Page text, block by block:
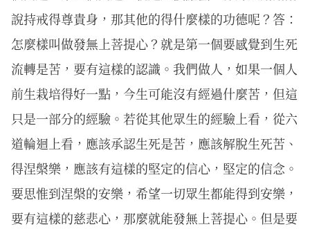
說持戒得尊貴身，那其他的得什麼樣的功德呢？答：
怎麼樣叫做發無上菩提心？就是第一個要感覺到生死
流轉是苦，要有這樣的認識。我們做人，如果一個人
前生栽培得好一點，今生可能沒有經過什麼苦，但這
只是一部分的經驗。若從其他眾生的經驗上看，從六
道輪迴上看，應該承認生死是苦，應該解脫生死苦、
得涅槃樂，應該有這樣的堅定的信心，堅定的信念。
要思惟到涅槃的安樂，希望一切眾生都能得到安樂，
要有這樣的慈悲心，那麼就能發無上菩提心。但是要